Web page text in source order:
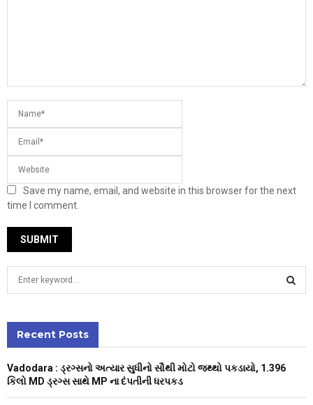
Save my name, email, and website in this browser for the next
time I comment.
h
o
Recent Posts
Vadodara : ડ્રગ્સનો અત્યાર સુધીનો સૌથી મોટો જથ્થો પકડાયો, 1.396
કિલો MD ડ્રગ્સ સાથે MP ના દંપતીની ધરપકડ